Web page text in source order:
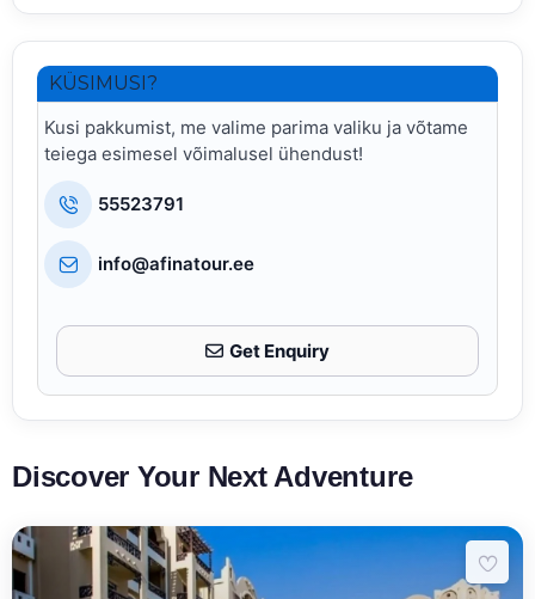
KÜSIMUSI?
Kusi pakkumist, me valime parima valiku ja võtame
teiega esimesel võimalusel ühendust!
55523791
info@afinatour.ee
Get Enquiry
Discover Your Next Adventure